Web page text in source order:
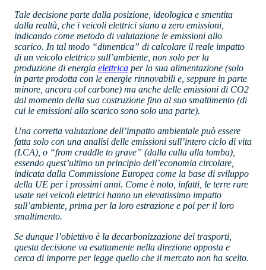
Tale decisione parte dalla posizione, ideologica e smentita
dalla realtà, che i veicoli elettrici siano a zero emissioni,
indicando come metodo di valutazione le emissioni allo
scarico. In tal modo “dimentica” di calcolare il reale impatto
di un veicolo elettrico sull’ambiente, non solo per la
produzione di energia elettrica per la sua alimentazione (solo
in parte prodotta con le energie rinnovabili e, seppure in parte
minore, ancora col carbone) ma anche delle emissioni di CO2
dal momento della sua costruzione fino al suo smaltimento (di
cui le emissioni allo scarico sono solo una parte).
Una corretta valutazione dell’impatto ambientale può essere
fatta solo con una analisi delle emissioni sull’intero ciclo di vita
(LCA), o “from craddle to grave” (dalla culla alla tomba),
essendo quest’ultimo un principio dell’economia circolare,
indicata dalla Commissione Europea come la base di sviluppo
della UE per i prossimi anni. Come è noto, infatti, le terre rare
usate nei veicoli elettrici hanno un elevatissimo impatto
sull’ambiente, prima per la loro estrazione e poi per il loro
smaltimento.
Se dunque l’obiettivo è la decarbonizzazione dei trasporti,
questa decisione va esattamente nella direzione opposta e
cerca di imporre per legge quello che il mercato non ha scelto.